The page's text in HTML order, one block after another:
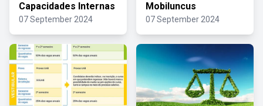
Capacidades Internas
07 September 2024
Mobiluncus
07 September 2024